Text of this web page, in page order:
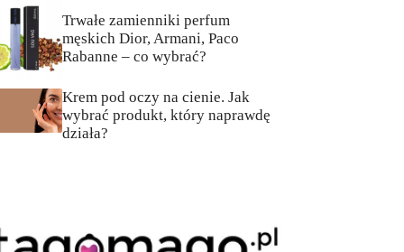
Trwałe zamienniki perfum
męskich Dior, Armani, Paco
Rabanne – co wybrać?
Krem pod oczy na cienie. Jak
wybrać produkt, który naprawdę
działa?